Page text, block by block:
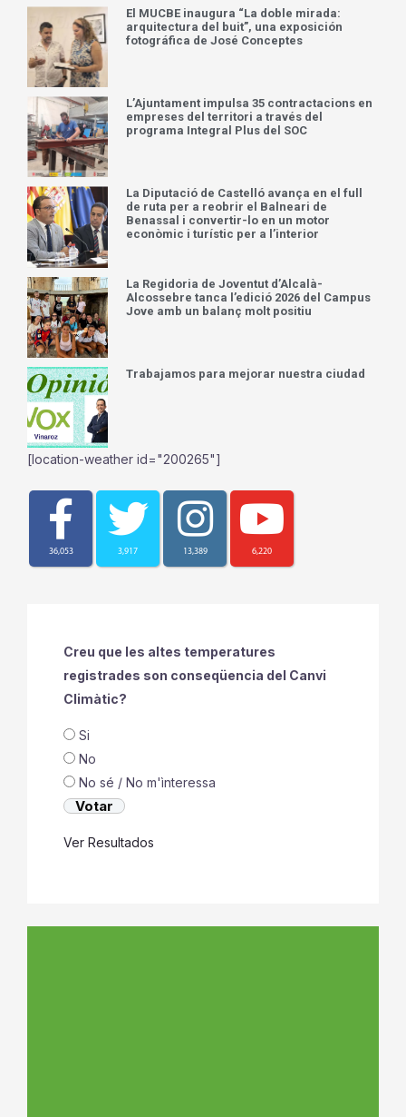
El MUCBE inaugura “La doble mirada:
arquitectura del buit”, una exposición
fotográfica de José Conceptes
L’Ajuntament impulsa 35 contractacions en
empreses del territori a través del
programa Integral Plus del SOC
La Diputació de Castelló avança en el full
de ruta per a reobrir el Balneari de
Benassal i convertir-lo en un motor
econòmic i turístic per a l’interior
La Regidoria de Joventut d’Alcalà-
Alcossebre tanca l’edició 2026 del Campus
Jove amb un balanç molt positiu
Trabajamos para mejorar nuestra ciudad
[location-weather id="200265"]
36,053 3,917 13,389 6,220
Creu que les altes temperatures
registrades son conseqüencia del Canvi
Climàtic?
Si
No
No sé / No m'ìnteressa
Ver Resultados